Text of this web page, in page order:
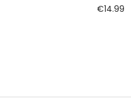
€14.99